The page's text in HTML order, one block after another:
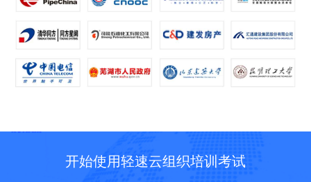
开始使用轻速云组织培训考试